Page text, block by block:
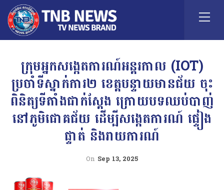
ក្រុមអ្នកសង្កេតការណ៍អន្តរកាល (IOT)
ប្រចាំទីស្នាក់ការ២ ខេត្តបន្ទាយមានជ័យ ចុះ
ពិនិត្យទីតាំងជាក់ស្តែង ក្រោយបទឈប់បាញ់
នៅភូមិជោគជ័យ ដើម្បីសង្កេតការណ៍ ផ្ទៀង
ផ្ទាត់ និងរាយការណ៍
On Sep 13, 2025